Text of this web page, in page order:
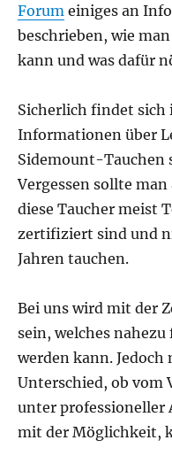
Forum einiges an
beschrieben, wie
kann und was dafür
Sicherlich findet sich
Informationen über
Sidemount-Tauchen
Vergessen sollte
diese Taucher meist
zertifiziert sind und
Jahren tauchen.
Bei uns wird mit der
sein, welches
werden kann. Jedoch
Unterschied, ob vom
unter professioneller
mit der Möglichkeit,